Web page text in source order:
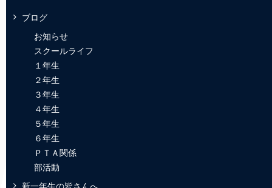
ブログ
お知らせ
スクールライフ
１年生
２年生
３年生
４年生
５年生
６年生
ＰＴＡ関係
部活動
新一年生の皆さんへ